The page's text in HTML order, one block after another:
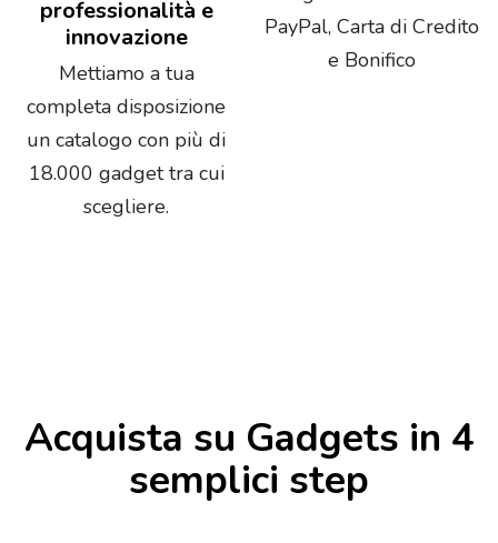
professionalità e
innovazione
Mettiamo a tua
completa disposizione
un catalogo con più di
18.000 gadget tra cui
scegliere.
PayPal, Carta di Credito
e Bonifico
Acquista su Gadgets in 4
semplici step